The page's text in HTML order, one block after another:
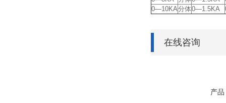
0—10KA分体0—1.5KA
在线咨询
产品